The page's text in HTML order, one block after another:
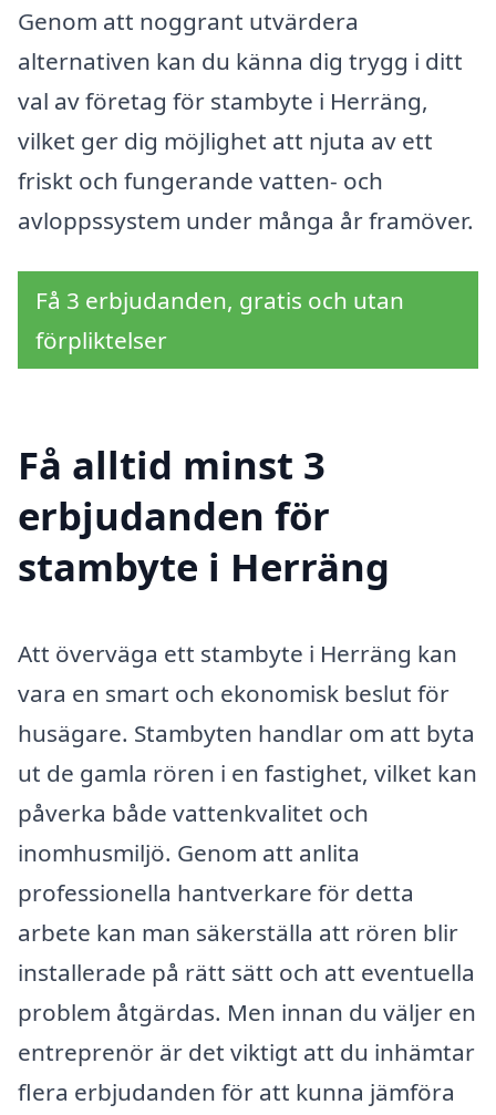
Genom att noggrant utvärdera
alternativen kan du känna dig trygg i ditt
val av företag för stambyte i Herräng,
vilket ger dig möjlighet att njuta av ett
friskt och fungerande vatten- och
avloppssystem under många år framöver.
Få 3 erbjudanden, gratis och utan
förpliktelser
Få alltid minst 3
erbjudanden för
stambyte i Herräng
Att överväga ett stambyte i Herräng kan
vara en smart och ekonomisk beslut för
husägare. Stambyten handlar om att byta
ut de gamla rören i en fastighet, vilket kan
påverka både vattenkvalitet och
inomhusmiljö. Genom att anlita
professionella hantverkare för detta
arbete kan man säkerställa att rören blir
installerade på rätt sätt och att eventuella
problem åtgärdas. Men innan du väljer en
entreprenör är det viktigt att du inhämtar
flera erbjudanden för att kunna jämföra